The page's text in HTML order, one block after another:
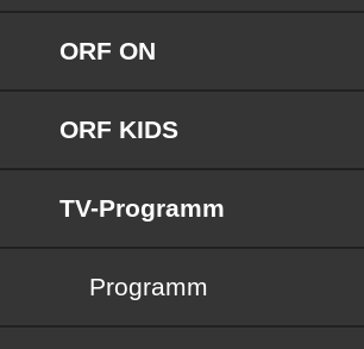
ORF ON
ORF KIDS
TV-Programm
Programm